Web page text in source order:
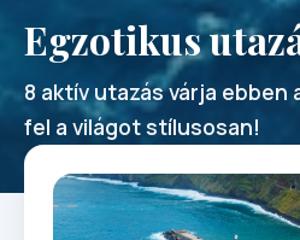
Egzotikus
8 aktív utazás várja ebben
fel a világot stílusosan!